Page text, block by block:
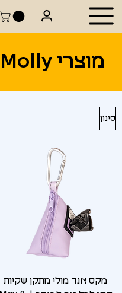
מוצרי Max & Molly
סינון
מקס אנד מולי מתקן שקיות